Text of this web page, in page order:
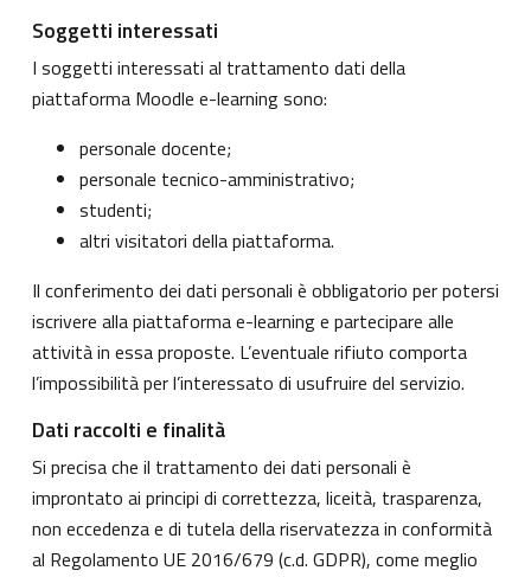
Soggetti interessati
I soggetti interessati al trattamento dati della
piattaforma Moodle e-learning sono:
personale docente;
personale tecnico-amministrativo;
studenti;
altri visitatori della piattaforma.
Il conferimento dei dati personali è obbligatorio per potersi
iscrivere alla piattaforma e-learning e partecipare alle
attività in essa proposte. L’eventuale rifiuto comporta
l’impossibilità per l’interessato di usufruire del servizio.
Dati raccolti e finalità
Si precisa che il trattamento dei dati personali è
improntato ai principi di correttezza, liceità, trasparenza,
non eccedenza e di tutela della riservatezza in conformità
al Regolamento UE 2016/679 (c.d. GDPR), come meglio